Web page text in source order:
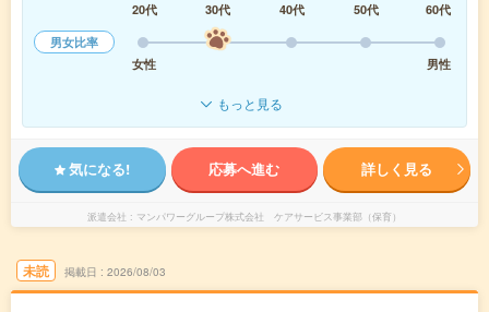
20代
30代 40代 50代
60代
男女比率
女性
男性
もっと見る
気になる! 応募へ進む 詳しく見る
派遣会社 マンパワーグループ株式会社 ケアサービス事業部（保育）
未読 掲載日 2026/08/03